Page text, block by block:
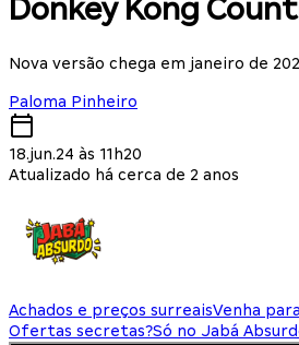
Donkey Kong
Nova versão chega em janeiro de
Paloma Pinheiro
18.jun.24 às 11h20
Atualizado há cerca de 2 anos
Achados e preços surreaisVenha
Ofertas secretas?Só no Jabá